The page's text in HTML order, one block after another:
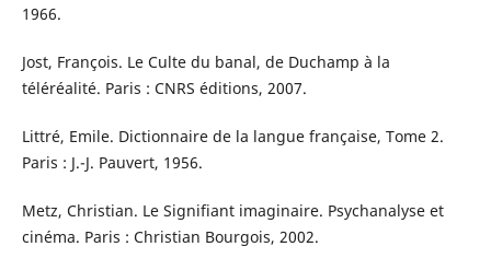
1966.
Jost, François. Le Culte du banal, de Duchamp à la
téléréalité. Paris : CNRS éditions, 2007.
Littré, Emile. Dictionnaire de la langue française, Tome 2.
Paris : J.-J. Pauvert, 1956.
Metz, Christian. Le Signifiant imaginaire. Psychanalyse et
cinéma. Paris : Christian Bourgois, 2002.